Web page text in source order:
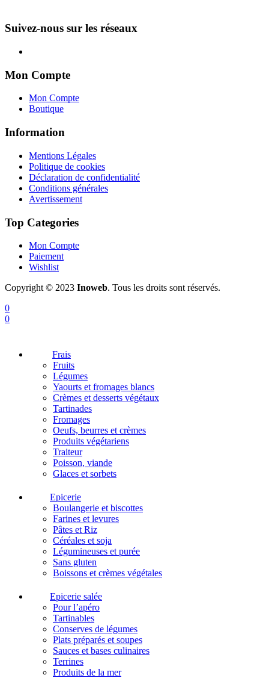
Suivez-nous sur les réseaux
Mon Compte
Mon Compte
Boutique
Information
Mentions Légales
Politique de cookies
Déclaration de confidentialité
Conditions générales
Avertissement
Top Categories
Mon Compte
Paiement
Wishlist
Copyright © 2023 Inoweb. Tous les droits sont réservés.
0
0
Frais
Fruits
Légumes
Yaourts et fromages blancs
Crèmes et desserts végétaux
Tartinades
Fromages
Oeufs, beurres et crèmes
Produits végétariens
Traiteur
Poisson, viande
Glaces et sorbets
Epicerie
Boulangerie et biscottes
Farines et levures
Pâtes et Riz
Céréales et soja
Légumineuses et purée
Sans gluten
Boissons et crèmes végétales
Epicerie salée
Pour l’apéro
Tartinables
Conserves de légumes
Plats préparés et soupes
Sauces et bases culinaires
Terrines
Produits de la mer